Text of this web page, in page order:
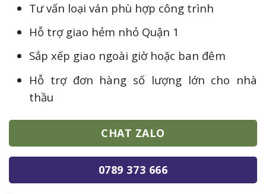
Tư vấn loại ván phù hợp công trình
Hỗ trợ giao hẻm nhỏ Quận 1
Sắp xếp giao ngoài giờ hoặc ban đêm
Hỗ trợ đơn hàng số lượng lớn cho nhà
thầu
CHAT ZALO
0789 373 666